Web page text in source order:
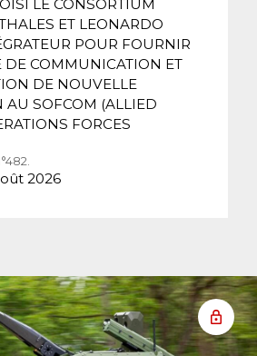
LE CONSORTIUM
ET LEONARDO
POUR FOURNIR
DE COMMUNICATION ET
DE NOUVELLE
AU SOFCOM (ALLIED
FORCES
2026